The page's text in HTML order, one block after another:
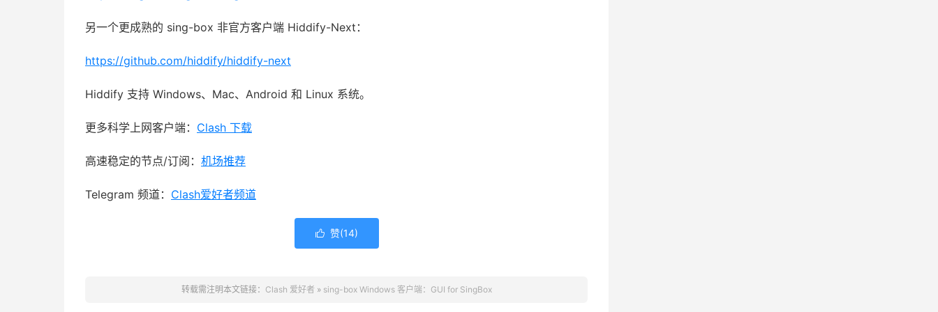
另一个更成熟的 sing-box 非官方客户端 Hiddify-Next：
https://github.com/hiddify/hiddify-next
Hiddify 支持 Windows、Mac、Android 和 Linux 系统。
更多科学上网客户端： Clash 下载
高速稳定的节点/订阅： 机场推荐
Telegram 频道： Clash爱好者频道
 赞(14)
转载需注明本文链接： Clash 爱好者 » sing-box Windows 客户端：GUI for SingBox